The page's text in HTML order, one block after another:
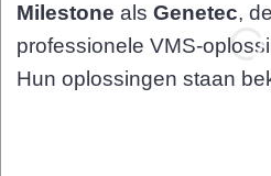
Milestone als Genetec,
professionele VMS-
Hun oplossingen staan